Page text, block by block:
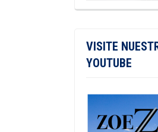
VISITE
YOUTUBE